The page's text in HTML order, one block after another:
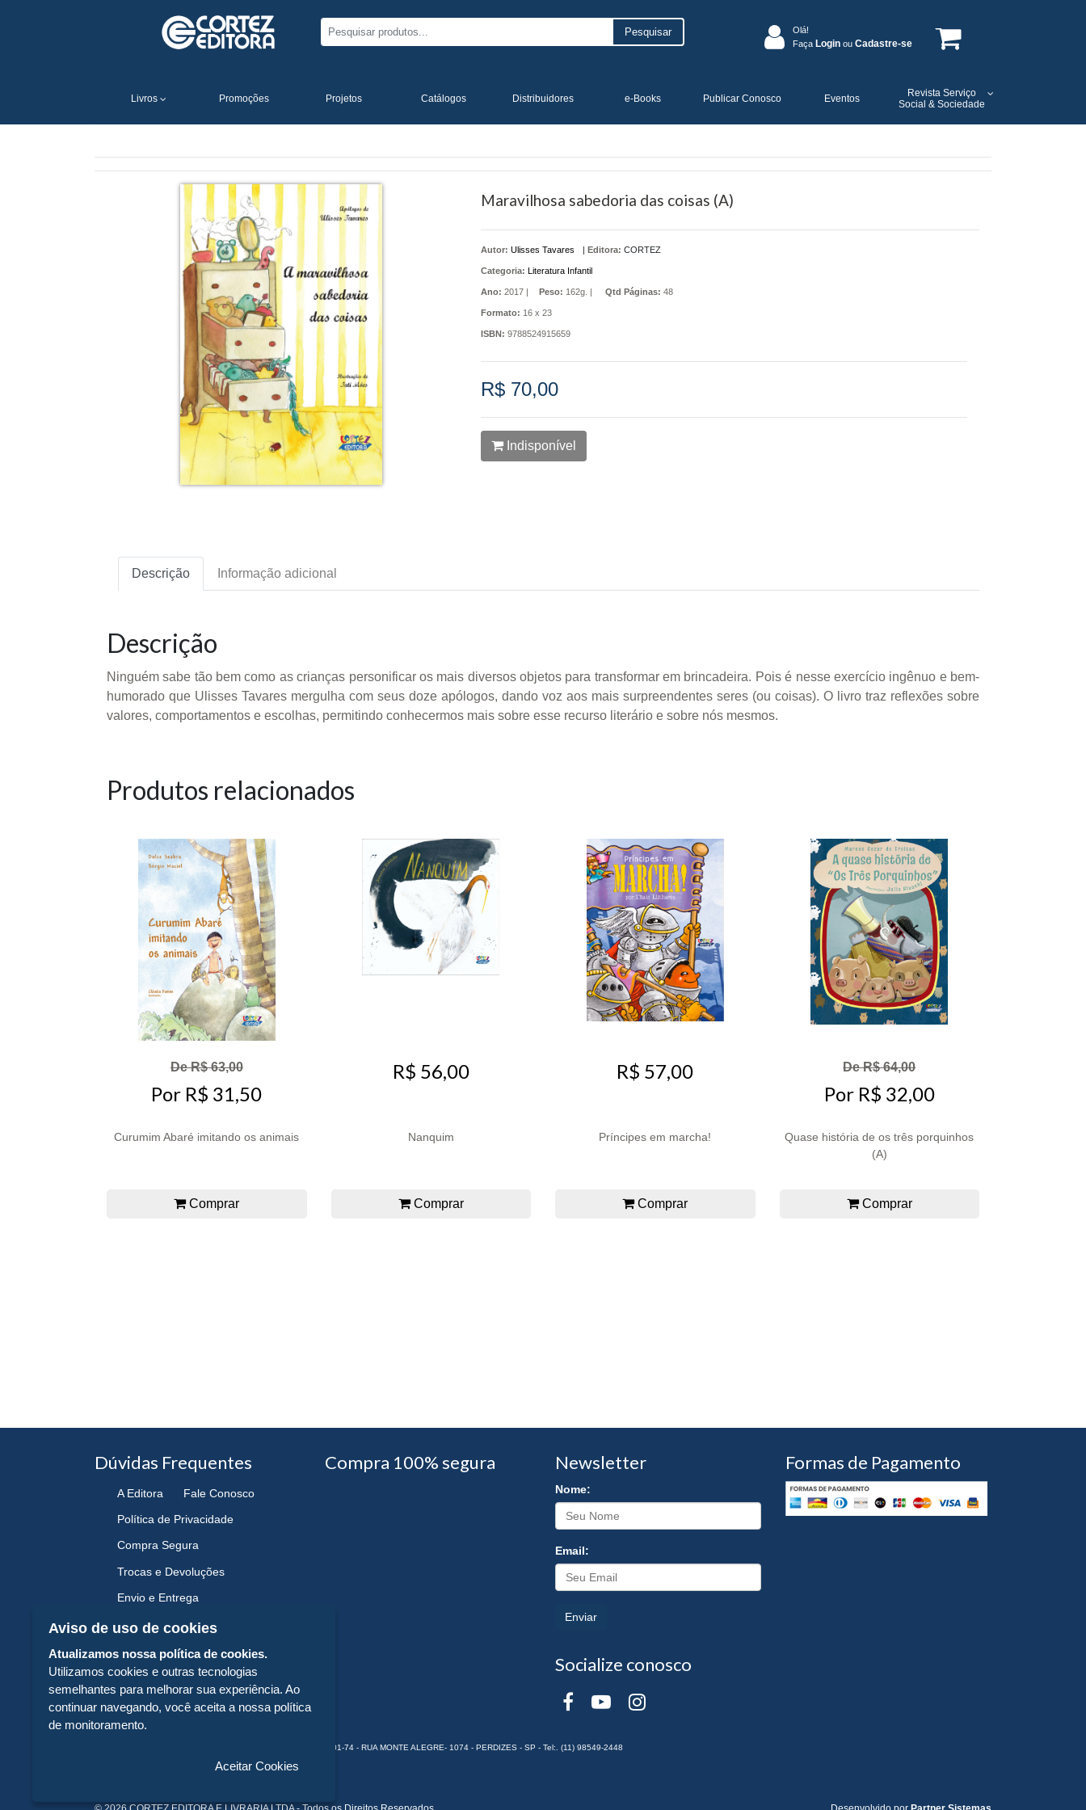
Pesquisar
Olá!
Faça Login ou Cadastre-se
Livros Promoções Projetos Catálogos Distribuidores e-Books Publicar Conosco Eventos
Revista Serviço
Social & Sociedade
Maravilhosa sabedoria das coisas (A)
Autor: Ulisses Tavares | Editora: CORTEZ
Categoria: Literatura Infantil
Ano: 2017 | Peso: 162g. | Qtd Páginas: 48
Formato: 16 x 23
ISBN: 9788524915659
R$ 70,00
Indisponível
Descrição Informação adicional
Descrição
Ninguém sabe tão bem como as crianças personificar os mais diversos objetos para transformar em brincadeira. Pois é nesse exercício ingênuo e bem-
humorado que Ulisses Tavares mergulha com seus doze apólogos, dando voz aos mais surpreendentes seres (ou coisas). O livro traz reflexões sobre
valores, comportamentos e escolhas, permitindo conhecermos mais sobre esse recurso literário e sobre nós mesmos.
Produtos relacionados
De R$ 63,00
Por R$ 31,50
Curumim Abaré imitando os animais
Comprar
R$ 56,00
Nanquim
Comprar
R$ 57,00
Príncipes em marcha!
Comprar
De R$ 64,00
Por R$ 32,00
Quase história de os três porquinhos
(A)
Comprar
Dúvidas Frequentes
A Editora Fale Conosco
Política de Privacidade
Compra Segura
Trocas e Devoluções
Envio e Entrega
Navegando e Comprando
Compra 100% segura Newsletter
Nome:
Email:
Enviar
Socialize conosco
Formas de Pagamento
CORTEZ EDITORA E LIVRARIA LTDA - CNPJ n° 43.003.409/0001-74 - RUA MONTE ALEGRE- 1074 - PERDIZES - SP - Tel:. (11) 98549-2448
Aviso de uso de cookies
Atualizamos nossa política de cookies.
Utilizamos cookies e outras tecnologias
semelhantes para melhorar sua experiência. Ao
continuar navegando, você aceita a nossa política
de monitoramento.
Aceitar Cookies